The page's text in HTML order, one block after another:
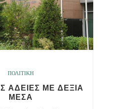
ΠΟΛΙΤΙΚΗ
ΑΔΕΙΕΣ ΜΕ ΔΕΞΙΑ
ΜΕΣΑ